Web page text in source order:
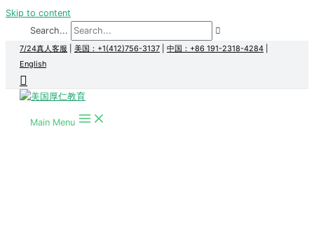
Skip to content
Search...
7/24真人客服 美国：+1(412)756-3137 中国：+86 191-2318-4284
English
Main Menu